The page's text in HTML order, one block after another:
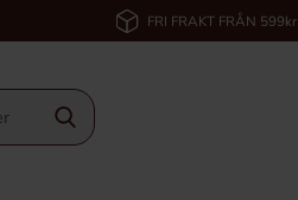
FRI FRAKT FRÅN 599kr